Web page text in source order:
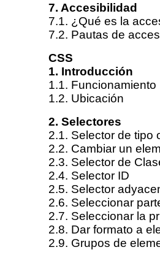
7. Accesibilidad
7.1. ¿Qué es la
7.2. Pautas de
CSS
1. Introducción
1.1.
1.2. Ubicación
2. Selectores
2.1. Selector de tipo
2.2. Cambiar un
2.3. Selector de
2.4. Selector ID
2.5. Selector
2.6. Seleccionar
2.7. Seleccionar la
2.8. Dar formato a
2.9. Grupos de